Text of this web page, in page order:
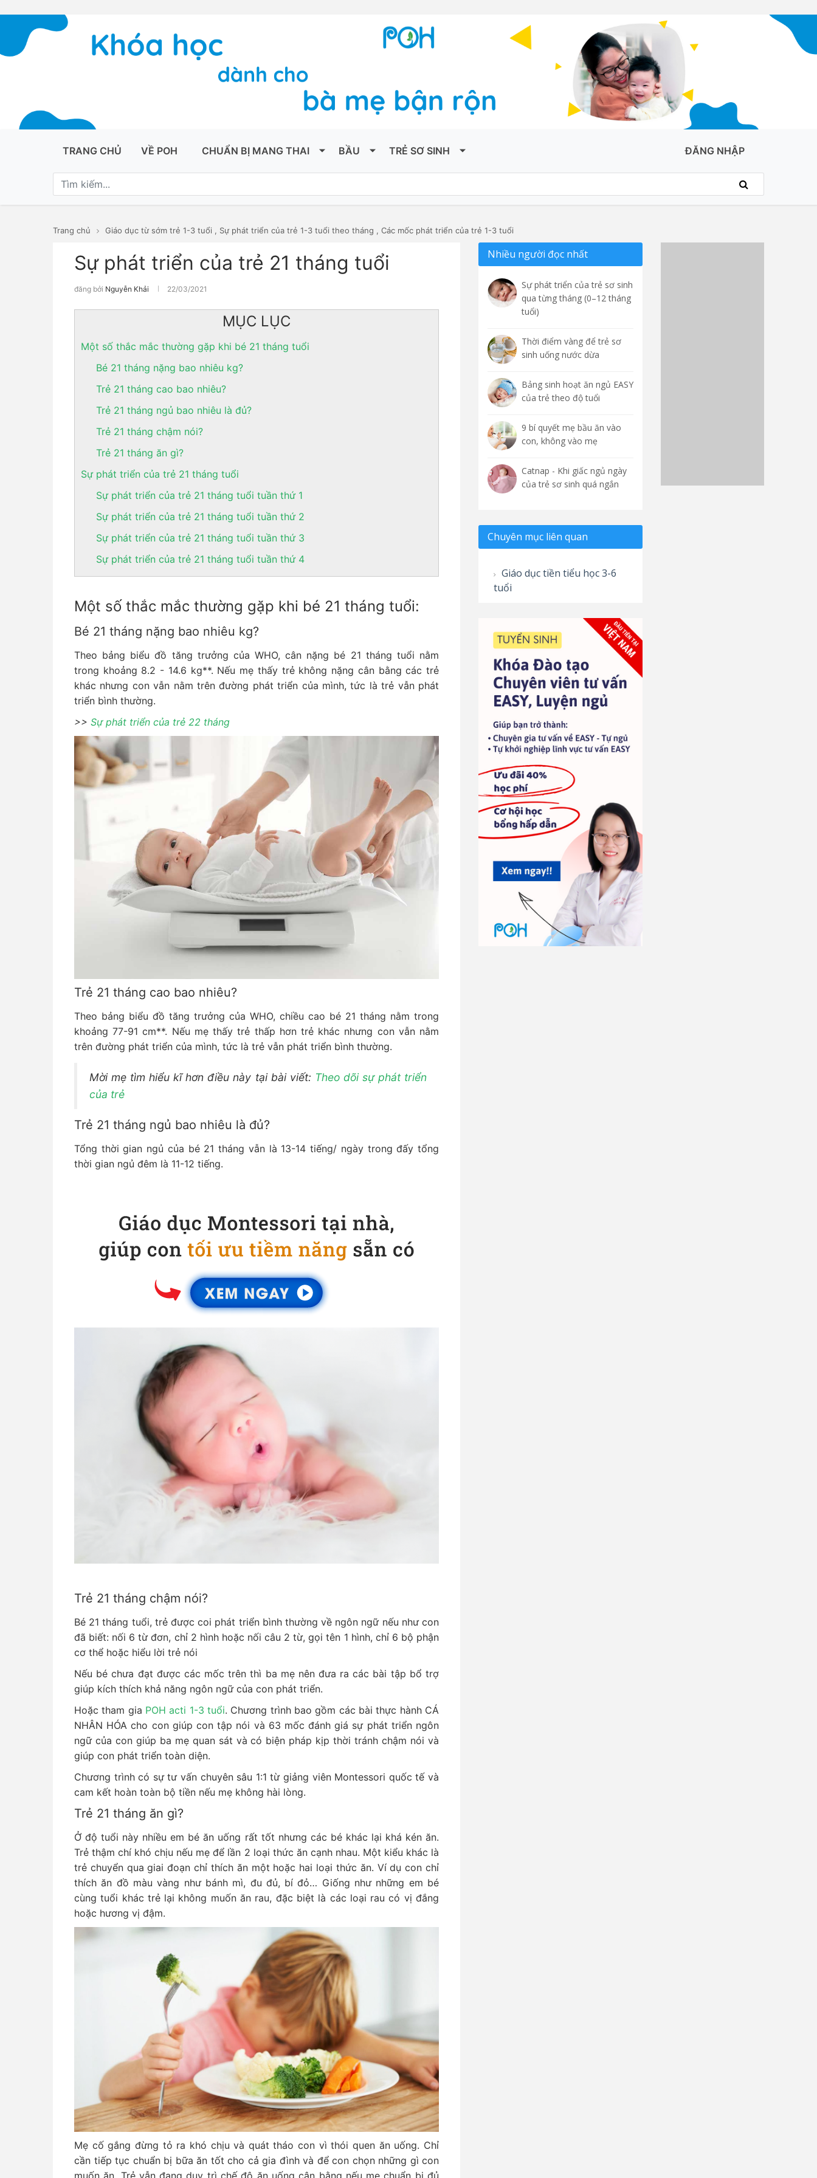
TRANG CHỦ VỀ POH CHUẨN BỊ MANG THAI BẦU TRẺ SƠ SINH ĐĂNG NHẬP
Trang chủ Giáo dục từ sớm trẻ 1-3 tuổi , Sự phát triển của trẻ 1-3 tuổi theo tháng , Các mốc phát triển của trẻ 1-3 tuổi
Sự phát triển của trẻ 21 tháng tuổi
đăng bởi Nguyễn Khải 22/03/2021
MỤC LỤC
Một số thắc mắc thường gặp khi bé 21 tháng tuổi
Bé 21 tháng nặng bao nhiêu kg?
Trẻ 21 tháng cao bao nhiêu?
Trẻ 21 tháng ngủ bao nhiêu là đủ?
Trẻ 21 tháng chậm nói?
Trẻ 21 tháng ăn gì?
Sự phát triển của trẻ 21 tháng tuổi
Sự phát triển của trẻ 21 tháng tuổi tuần thứ 1
Sự phát triển của trẻ 21 tháng tuổi tuần thứ 2
Sự phát triển của trẻ 21 tháng tuổi tuần thứ 3
Sự phát triển của trẻ 21 tháng tuổi tuần thứ 4
Một số thắc mắc thường gặp khi bé 21 tháng tuổi:
Bé 21 tháng nặng bao nhiêu kg?
Theo bảng biểu đồ tăng trưởng của WHO, cân nặng bé 21 tháng tuổi nằm
trong khoảng 8.2 - 14.6 kg**. Nếu mẹ thấy trẻ không nặng cân bằng các trẻ
khác nhưng con vẫn nằm trên đường phát triển của mình, tức là trẻ vẫn phát
triển bình thường.
>> Sự phát triển của trẻ 22 tháng
Trẻ 21 tháng cao bao nhiêu?
Theo bảng biểu đồ tăng trưởng của WHO, chiều cao bé 21 tháng nằm trong
khoảng 77-91 cm**. Nếu mẹ thấy trẻ thấp hơn trẻ khác nhưng con vẫn nằm
trên đường phát triển của mình, tức là trẻ vẫn phát triển bình thường.
Mời mẹ tìm hiểu kĩ hơn điều này tại bài viết: Theo dõi sự phát triển
của trẻ
Trẻ 21 tháng ngủ bao nhiêu là đủ?
Tổng thời gian ngủ của bé 21 tháng vẫn là 13-14 tiếng/ ngày trong đấy tổng
thời gian ngủ đêm là 11-12 tiếng.
Trẻ 21 tháng chậm nói?
Bé 21 tháng tuổi, trẻ được coi phát triển bình thường về ngôn ngữ nếu như con
đã biết: nối 6 từ đơn, chỉ 2 hình hoặc nối câu 2 từ, gọi tên 1 hình, chỉ 6 bộ phận
cơ thể hoặc hiểu lời trẻ nói
Nếu bé chưa đạt được các mốc trên thì ba mẹ nên đưa ra các bài tập bổ trợ
giúp kích thích khả năng ngôn ngữ của con phát triển.
Hoặc tham gia POH acti 1-3 tuổi. Chương trình bao gồm các bài thực hành CÁ
NHÂN HÓA cho con giúp con tập nói và 63 mốc đánh giá sự phát triển ngôn
ngữ của con giúp ba mẹ quan sát và có biện pháp kịp thời tránh chậm nói và
giúp con phát triển toàn diện.
Chương trình có sự tư vấn chuyên sâu 1:1 từ giảng viên Montessori quốc tế và
cam kết hoàn toàn bộ tiền nếu mẹ không hài lòng.
Trẻ 21 tháng ăn gì?
Ở độ tuổi này nhiều em bé ăn uống rất tốt nhưng các bé khác lại khá kén ăn.
Trẻ thậm chí khó chịu nếu mẹ để lần 2 loại thức ăn cạnh nhau. Một kiểu khác là
trẻ chuyển qua giai đoạn chỉ thích ăn một hoặc hai loại thức ăn. Ví dụ con chỉ
thích ăn đồ màu vàng như bánh mì, đu đủ, bí đỏ… Giống như những em bé
cùng tuổi khác trẻ lại không muốn ăn rau, đặc biệt là các loại rau có vị đắng
hoặc hương vị đậm.
Mẹ cố gắng đừng tỏ ra khó chịu và quát tháo con vì thói quen ăn uống. Chỉ
cần tiếp tục chuẩn bị bữa ăn tốt cho cả gia đình và để con chọn những gì con
Nhiều người đọc nhất
Sự phát triển của trẻ sơ sinh
qua từng tháng (0–12 tháng
tuổi)
Thời điểm vàng để trẻ sơ
sinh uống nước dừa
Bảng sinh hoạt ăn ngủ EASY
của trẻ theo độ tuổi
9 bí quyết mẹ bầu ăn vào
con, không vào mẹ
Catnap - Khi giấc ngủ ngày
của trẻ sơ sinh quá ngắn
Chuyên mục liên quan
Giáo dục tiền tiểu học 3-6
tuổi